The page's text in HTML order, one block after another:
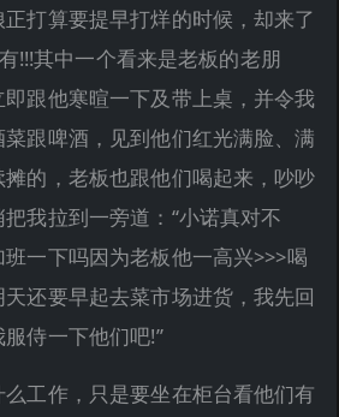
打算要提早打烊的时候，却来了
!!!其中一个看来是老板的老朋
跟他寒暄一下及带上桌，并令我
跟啤酒，见到他们红光满脸、满
的，老板也跟他们喝起来，吵吵
我拉到一旁道：“小诺真对不
一下吗因为老板他一高兴>>>喝
还要早起去菜市场进货，我先回
侍一下他们吧!”
工作，只是要坐在柜台看他们有